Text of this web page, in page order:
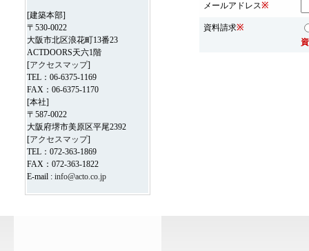
[建築本部]
〒530-0022
大阪市北区浪花町13番23
ACTDOORS天六1階
[アクセスマップ]
TEL：06-6375-1169
FAX：06-6375-1170
[本社]
〒587-0022
大阪府堺市美原区平尾2392
[アクセスマップ]
TEL：072-363-1869
FAX：072-363-1822
E-mail : info@acto.co.jp
メールアドレス※
資料請求※